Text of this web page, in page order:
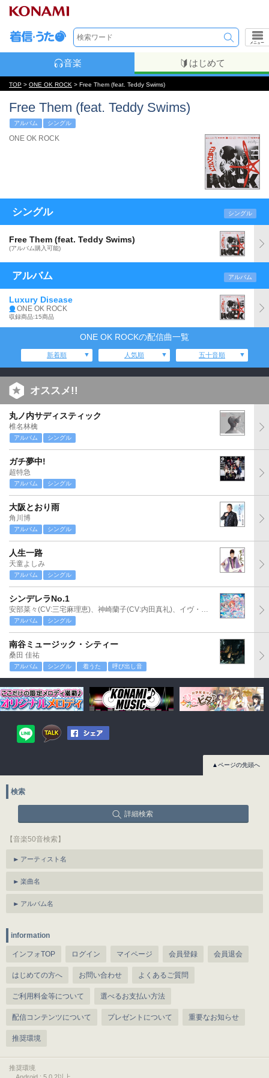
メニュー
音楽 はじめて
TOP > ONE OK ROCK > Free Them (feat. Teddy Swims)
Free Them (feat. Teddy Swims)
アルバム シングル
ONE OK ROCK
シングル シングル
Free Them (feat. Teddy Swims)
(アルバム購入可能)
アルバム アルバム
Luxury Disease
ONE OK ROCK
収録商品:15商品
ONE OK ROCKの配信曲一覧
新着順 人気順 五十音順
オススメ!!
丸ノ内サディスティック
椎名林檎
アルバム シングル
ガチ夢中!
超特急
アルバム シングル
大阪とおり雨
角川博
アルバム シングル
人生一路
天童よしみ
アルバム シングル
シンデレラNo.1
安部菜々(CV:三宅麻理恵)、神崎蘭子(CV:内田真礼)、イヴ・サンタクロース(CV:松永あかね)
アルバム シングル
南谷ミュージック・シティー
桑田 佳祐
アルバム シングル 着うた 呼び出し音
▲ページの先頭へ
検索
詳細検索
【音楽50音検索】
アーティスト名
楽曲名
アルバム名
information
インフォTOP ログイン マイページ 会員登録 会員退会
はじめての方へ お問い合わせ よくあるご質問
ご利用料金等について 選べるお支払い方法
配信コンテンツについて プレゼントについて 重要なお知らせ
推奨環境
推奨環境